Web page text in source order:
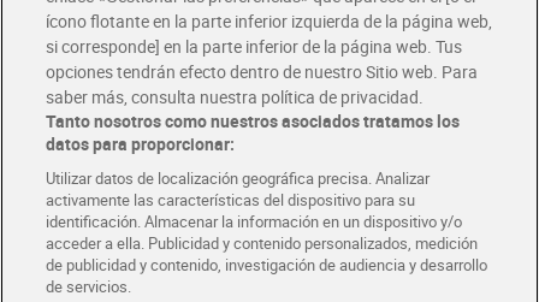
Folletos y Tiendas
Descubre las mejores ofertas y busca tu tienda más cercana
Tarjeta MaX Dia
Te devuelve hasta 8€/mes de tus compras.
¡Solicita tu tarjeta de crédito aquí!
COMER MEJOR CADA DIA
COLABORA CON DIA ABRE TU TIENDA DIA CORPORATE
ícono flotante en la parte inferior izquierda de la página web,
si corresponde] en la parte inferior de la página web. Tus
opciones tendrán efecto dentro de nuestro Sitio web. Para
saber más, consulta nuestra política de privacidad.
Tanto nosotros como nuestros asociados tratamos los
datos para proporcionar:
Utilizar datos de localización geográfica precisa. Analizar
activamente las características del dispositivo para su
identificación. Almacenar la información en un dispositivo y/o
acceder a ella. Publicidad y contenido personalizados, medición
de publicidad y contenido, investigación de audiencia y desarrollo
de servicios.